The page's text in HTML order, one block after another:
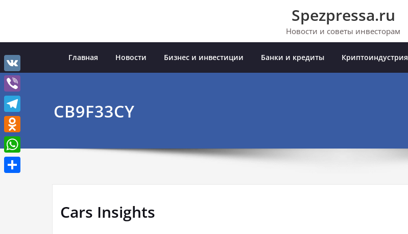
Spezpressa.ru
Новости и советы инвесторам
Главная Новости Бизнес и инвестиции Банки и кредиты Криптоиндустрия
CB9F33CY
Cars Insights
VK
Viber
Telegram
Odnoklassniki
WhatsApp